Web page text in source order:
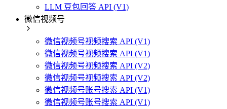
LLM 豆包回答 API (V1)
微信视频号
微信视频号视频搜索 API (V1)
微信视频号视频搜索 API (V1)
微信视频号视频搜索 API (V2)
微信视频号视频搜索 API (V2)
微信视频号账号搜索 API (V1)
微信视频号账号搜索 API (V1)